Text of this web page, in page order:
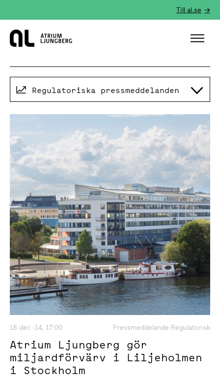
Till al.se
Hem
Regulatoriska pressmeddelanden
18 dec -14, 17:00 Pressmeddelande Regulatorisk
Atrium Ljungberg gör
miljardförvärv i Liljeholmen
i Stockholm